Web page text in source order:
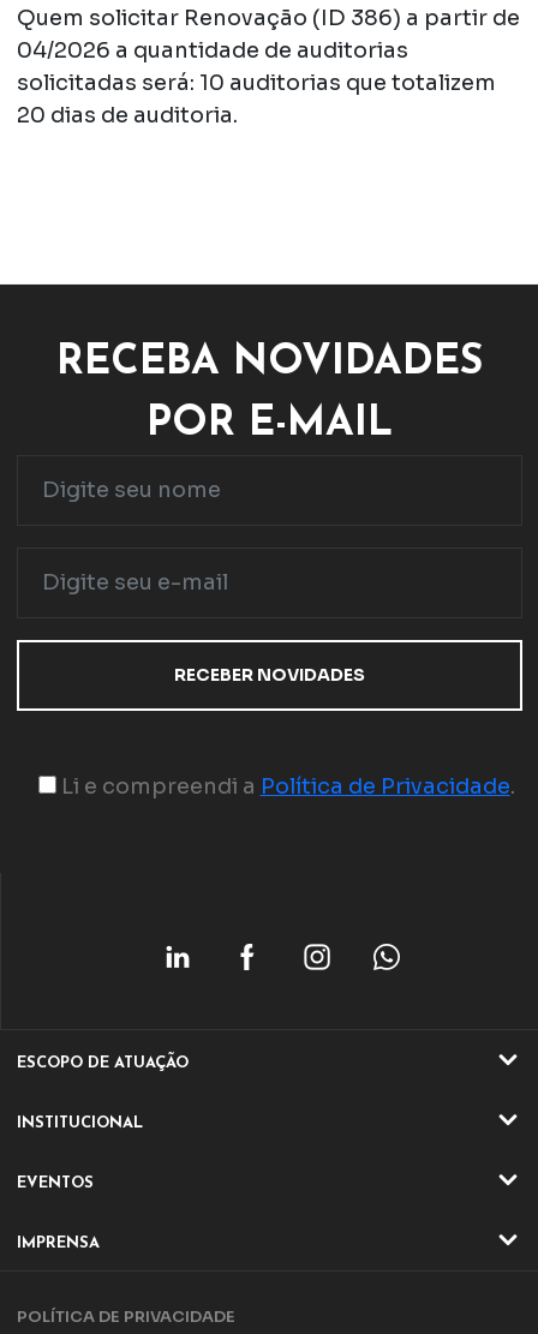
Quem solicitar Renovação (ID 386) a partir de
04/2026 a quantidade de auditorias
solicitadas será: 10 auditorias que totalizem
20 dias de auditoria.
RECEBA NOVIDADES
POR E-MAIL
Li e compreendi a Política de Privacidade.
ESCOPO DE ATUAÇÃO
ATIVIDADES
INSTITUCIONAL
QUEM SOMOS
DIRETORIA E CONSELHO
PARCERIAS
EVENTOS
EVENTOS ONLINE
IMPRENSA
POLÍTICA DE PRIVACIDADE